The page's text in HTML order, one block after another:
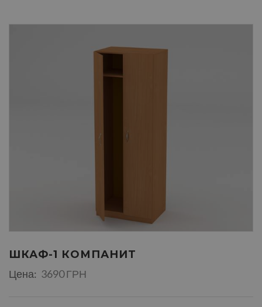
ШКАФ-1 КОМПАНИТ
Цена: 3690 ГРН